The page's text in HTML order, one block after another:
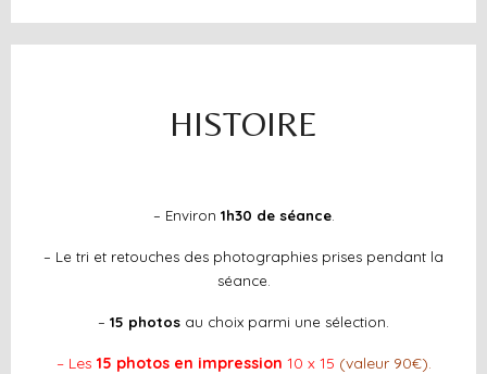
HISTOIRE
– Environ 1h30 de séance.
– Le tri et retouches des photographies prises pendant la
séance.
– 15 photos au choix parmi une sélection.
– Les 15 photos en impression 10 x 15 (valeur 90€).